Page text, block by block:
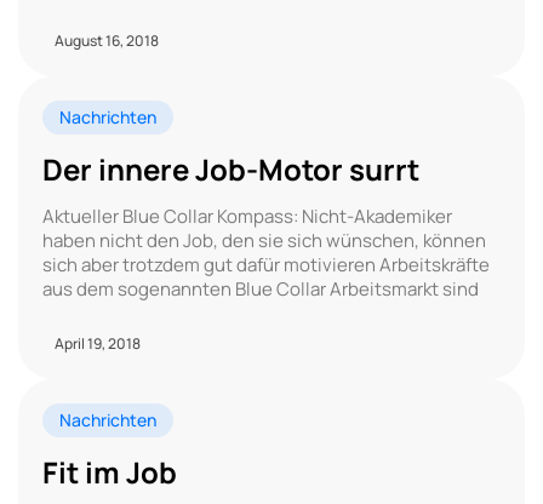
August 16, 2018
Nachrichten
Der innere Job-Motor surrt
Aktueller Blue Collar Kompass: Nicht-Akademiker
haben nicht den Job, den sie sich wünschen, können
sich aber trotzdem gut dafür motivieren Arbeitskräfte
aus dem sogenannten Blue Collar Arbeitsmarkt sind
April 19, 2018
Nachrichten
Fit im Job